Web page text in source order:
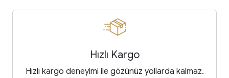
Hızlı Kargo
Hızlı kargo deneyimi ile gözünüz yollarda kalmaz.